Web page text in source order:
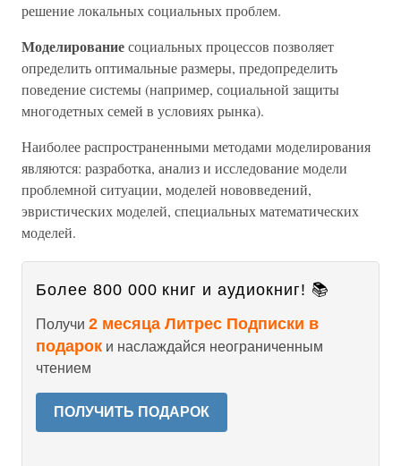
решение локальных социальных проблем.
Моделированиесоциальных процессов позволяет
определить оптимальные размеры, предопределить
поведение системы (например, социальной защиты
многодетных семей в условиях рынка).
Наиболее распространенными методами моделирования
являются: разработка, анализ и исследование модели
проблемной ситуации, моделей нововведений,
эвристических моделей, специальных математических
моделей.
Более 800 000 книг и аудиокниг! 📚
Получи 2 месяца Литрес Подписки в
подарок и наслаждайся неограниченным
чтением
ПОЛУЧИТЬ ПОДАРОК